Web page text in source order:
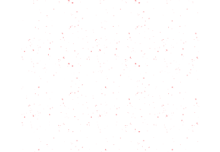
Picaña a la Provenzal: vale mojar el
pan
Carne mechada a la cacerola: al
estilo Andaluz
Receta de milanesas ¡sin pan
rallado! (aptas celíacos)